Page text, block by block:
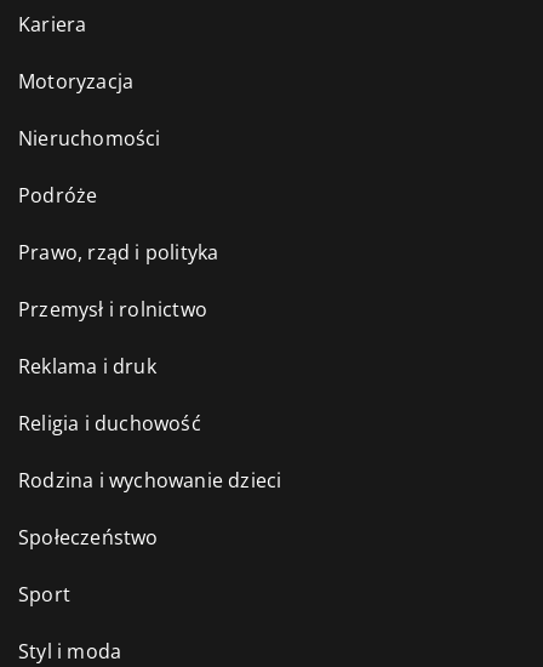
Kariera
Motoryzacja
Nieruchomości
Podróże
Prawo, rząd i polityka
Przemysł i rolnictwo
Reklama i druk
Religia i duchowość
Rodzina i wychowanie dzieci
Społeczeństwo
Sport
Styl i moda